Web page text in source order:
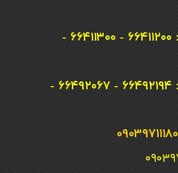
تلفن های تماس دفتر تهران: ۶۶۴۱۱۲۰۰ - ۶۶۴۱۱۳۰۰ -
تلفن های تماس دفتر تهران: ۶۶۴۹۲۱۹۴ - ۶۶۴۹۲۰۶۷ -